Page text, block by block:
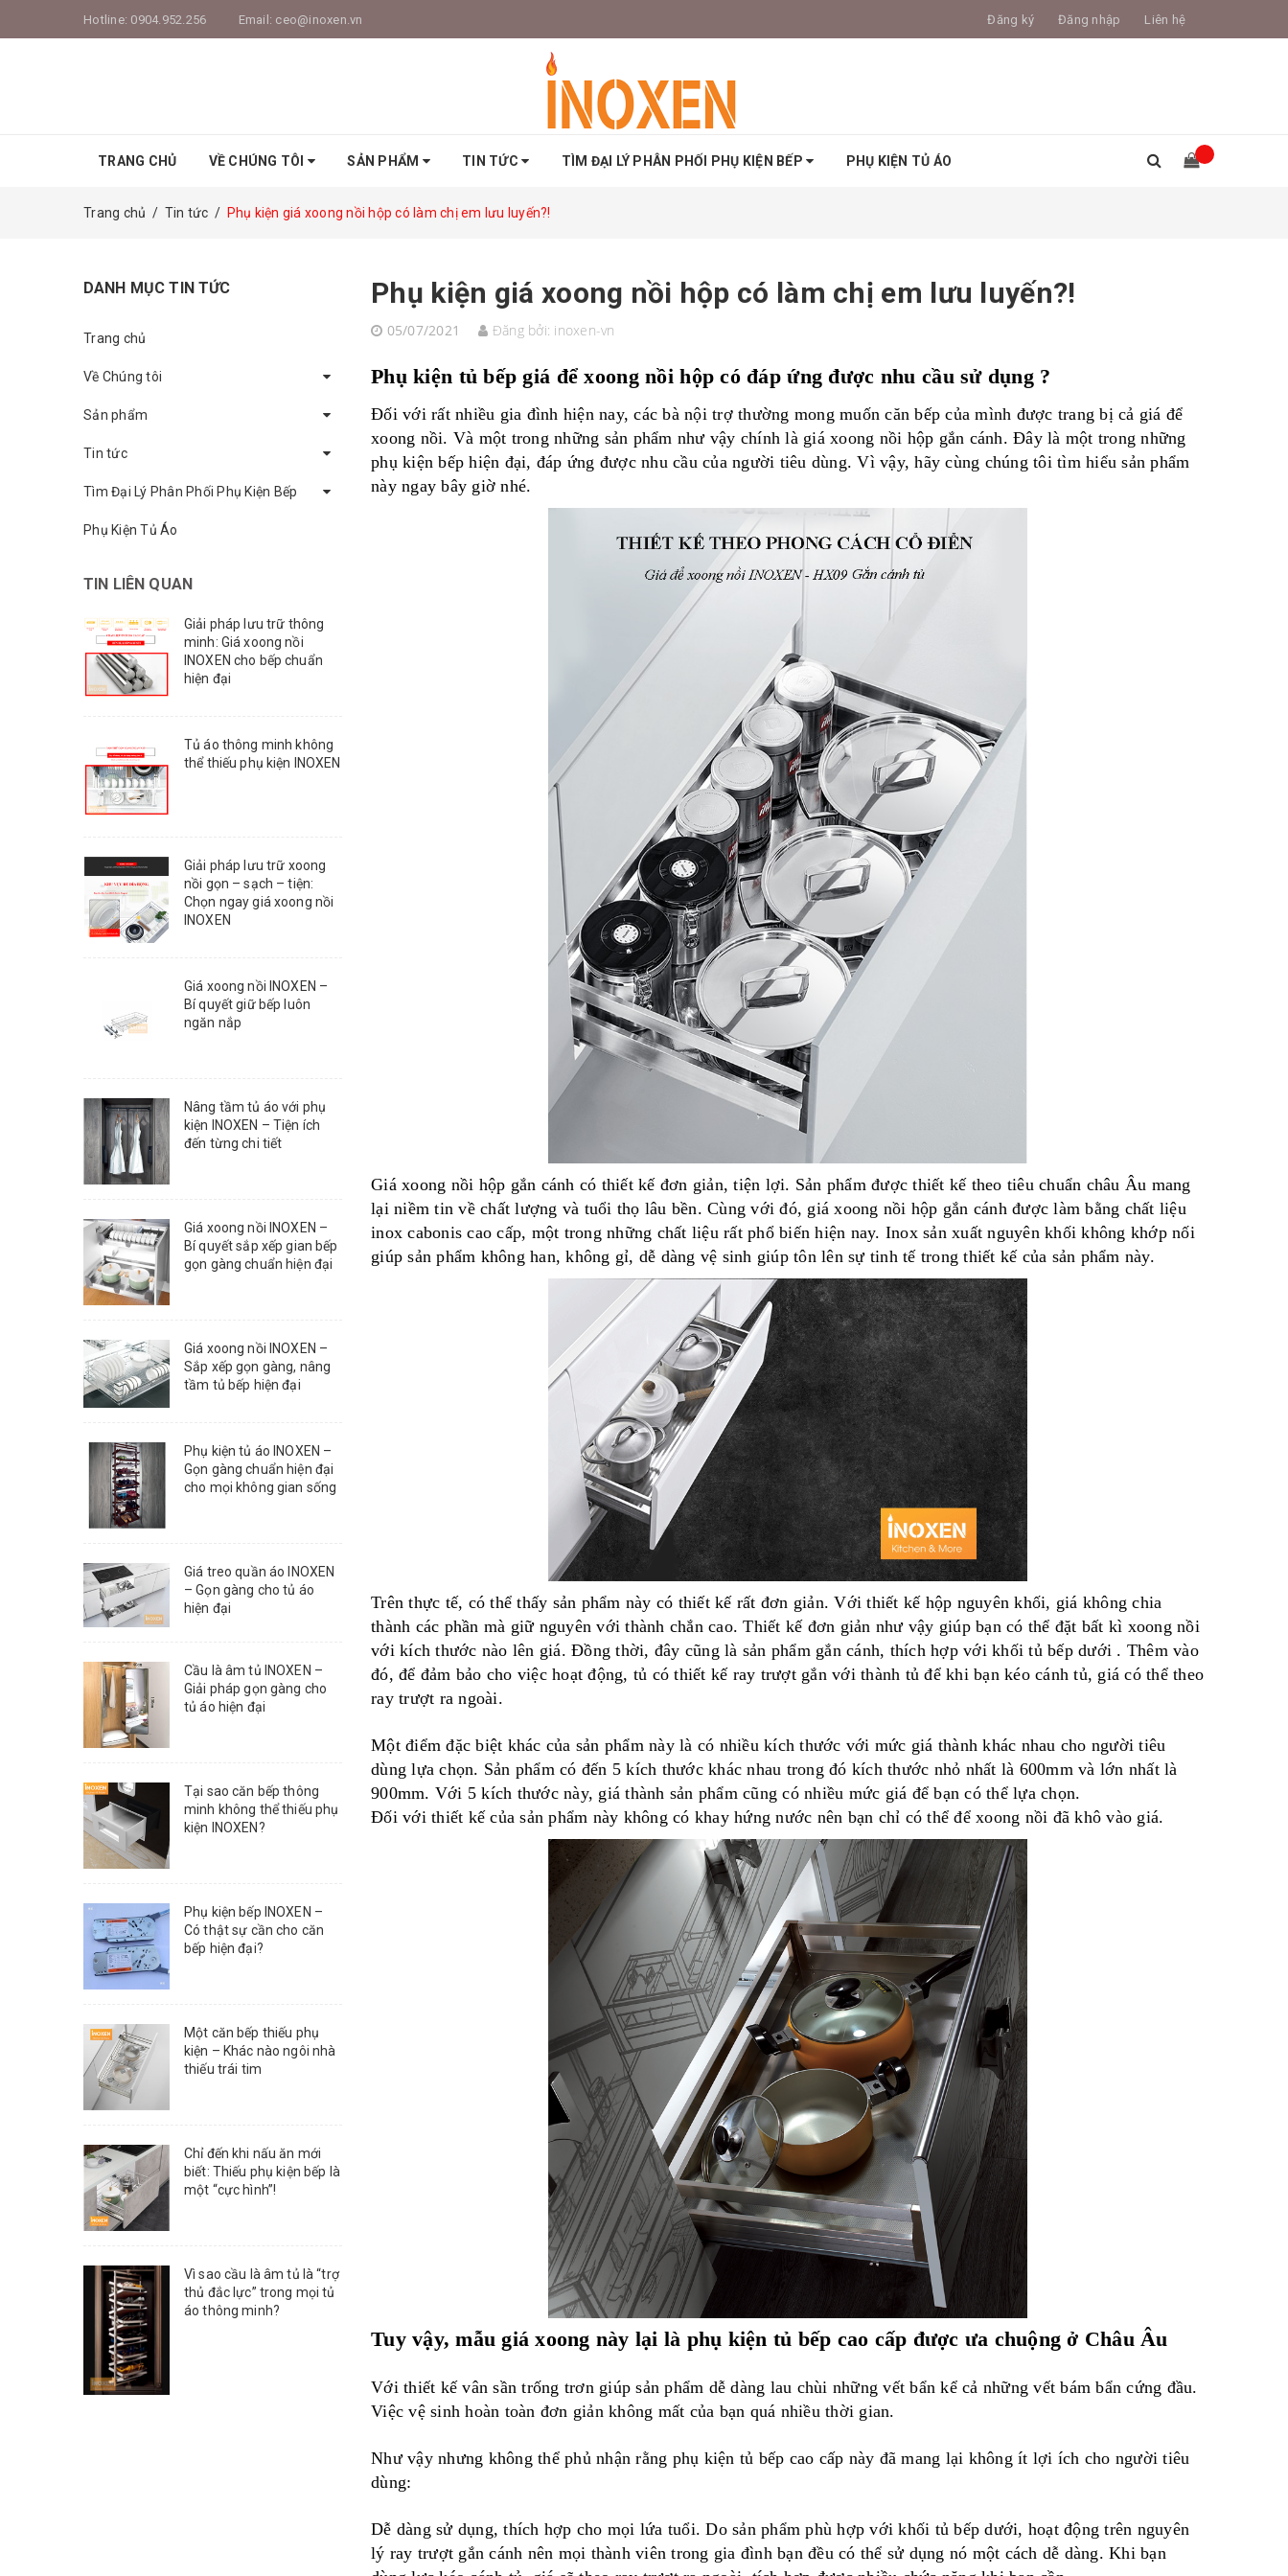
Hotline: 0904.952.256 Email: ceo@inoxen.vn Đăng ký Đăng nhập Liên hệ
TRANG CHỦ VỀ CHÚNG TÔI SẢN PHẨM TIN TỨC TÌM ĐẠI LÝ PHÂN PHỐI PHỤ KIỆN BẾP PHỤ KIỆN TỦ ÁO
Trang chủ / Tin tức / Phụ kiện giá xoong nồi hộp có làm chị em lưu luyến?!
Phụ kiện giá xoong nồi hộp có làm chị em lưu luyến?!
05/07/2021 Đăng bởi: inoxen-vn
Phụ kiện tủ bếp giá để xoong nồi hộp có đáp ứng được nhu cầu sử dụng ?
Đối với rất nhiều gia đình hiện nay, các bà nội trợ thường mong muốn căn bếp của mình được trang bị cả giá để
xoong nồi. Và một trong những sản phẩm như vậy chính là giá xoong nồi hộp gắn cánh. Đây là một trong những
phụ kiện bếp hiện đại, đáp ứng được nhu cầu của người tiêu dùng. Vì vậy, hãy cùng chúng tôi tìm hiểu sản phẩm
này ngay bây giờ nhé.
Giá xoong nồi hộp gắn cánh có thiết kế đơn giản, tiện lợi. Sản phẩm được thiết kế theo tiêu chuẩn châu Âu mang
lại niềm tin về chất lượng và tuổi thọ lâu bền. Cùng với đó, giá xoong nồi hộp gắn cánh được làm bằng chất liệu
inox cabonis cao cấp, một trong những chất liệu rất phổ biến hiện nay. Inox sản xuất nguyên khối không khớp nối
giúp sản phẩm không han, không gỉ, dễ dàng vệ sinh giúp tôn lên sự tinh tế trong thiết kế của sản phẩm này.
Trên thực tế, có thể thấy sản phẩm này có thiết kế rất đơn giản. Với thiết kế hộp nguyên khối, giá không chia
thành các phần mà giữ nguyên với thành chắn cao. Thiết kế đơn giản như vậy giúp bạn có thể đặt bất kì xoong nồi
với kích thước nào lên giá. Đồng thời, đây cũng là sản phẩm gắn cánh, thích hợp với khối tủ bếp dưới . Thêm vào
đó, để đảm bảo cho việc hoạt động, tủ có thiết kế ray trượt gắn với thành tủ để khi bạn kéo cánh tủ, giá có thể theo
ray trượt ra ngoài.
Một điểm đặc biệt khác của sản phẩm này là có nhiều kích thước với mức giá thành khác nhau cho người tiêu
dùng lựa chọn. Sản phẩm có đến 5 kích thước khác nhau trong đó kích thước nhỏ nhất là 600mm và lớn nhất là
900mm. Với 5 kích thước này, giá thành sản phẩm cũng có nhiều mức giá để bạn có thể lựa chọn.
Đối với thiết kế của sản phẩm này không có khay hứng nước nên bạn chỉ có thể để xoong nồi đã khô vào giá.
Tuy vậy, mẫu giá xoong này lại là phụ kiện tủ bếp cao cấp được ưa chuộng ở Châu Âu
Với thiết kế vân sần trống trơn giúp sản phẩm dễ dàng lau chùi những vết bẩn kể cả những vết bám bẩn cứng đầu.
Việc vệ sinh hoàn toàn đơn giản không mất của bạn quá nhiều thời gian.
Như vậy nhưng không thể phủ nhận rằng phụ kiện tủ bếp cao cấp này đã mang lại không ít lợi ích cho người tiêu
dùng:
Dễ dàng sử dụng, thích hợp cho mọi lứa tuổi. Do sản phẩm phù hợp với khối tủ bếp dưới, hoạt động trên nguyên
lý ray trượt gắn cánh nên mọi thành viên trong gia đình bạn đều có thể sử dụng nó một cách dễ dàng. Khi bạn
DANH MỤC TIN TỨC
Trang chủ
Về Chúng tôi
Sản phẩm
Tin tức
Tìm Đại Lý Phân Phối Phụ Kiện Bếp
Phụ Kiện Tủ Áo
TIN LIÊN QUAN
Giải pháp lưu trữ thông
minh: Giá xoong nồi
INOXEN cho bếp chuẩn
hiện đại
Tủ áo thông minh không
thể thiếu phụ kiện INOXEN
Giải pháp lưu trữ xoong
nồi gọn – sạch – tiện:
Chọn ngay giá xoong nồi
INOXEN
Giá xoong nồi INOXEN –
Bí quyết giữ bếp luôn
ngăn nắp
Nâng tầm tủ áo với phụ
kiện INOXEN – Tiện ích
đến từng chi tiết
Giá xoong nồi INOXEN –
Bí quyết sắp xếp gian bếp
gọn gàng chuẩn hiện đại
Giá xoong nồi INOXEN –
Sắp xếp gọn gàng, nâng
tầm tủ bếp hiện đại
Phụ kiện tủ áo INOXEN –
Gọn gàng chuẩn hiện đại
cho mọi không gian sống
Giá treo quần áo INOXEN
– Gọn gàng cho tủ áo
hiện đại
Cầu là âm tủ INOXEN –
Giải pháp gọn gàng cho
tủ áo hiện đại
Tại sao căn bếp thông
minh không thể thiếu phụ
kiện INOXEN?
Phụ kiện bếp INOXEN –
Có thật sự cần cho căn
bếp hiện đại?
Một căn bếp thiếu phụ
kiện – Khác nào ngôi nhà
thiếu trái tim
Chỉ đến khi nấu ăn mới
biết: Thiếu phụ kiện bếp là
một “cực hình”!
Vì sao cầu là âm tủ là “trợ
thủ đắc lực” trong mọi tủ
áo thông minh?